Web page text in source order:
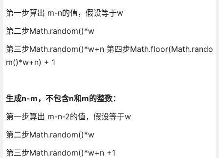
第一步算出 m-n的值，假设等于w
第二步Math.random()*w
第三步Math.random()*w+n 第四步Math.floor(Math.rando
m()*w+n) + 1
生成n-m，不包含n和m的整数：
第一步算出 m-n-2的值，假设等于w
第二步Math.random()*w
第三步Math.random()*w+n +1